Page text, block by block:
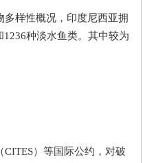
样性概况，印度尼西亚拥
种淡水鱼类。其中较为
）等国际公约，对破